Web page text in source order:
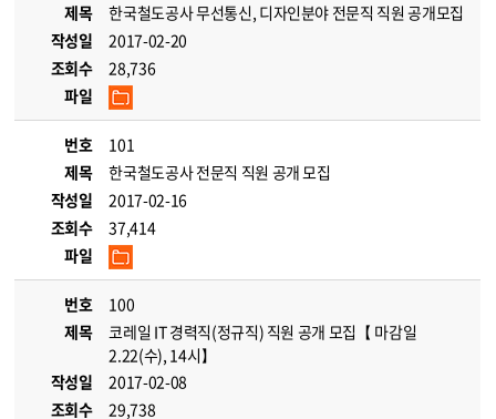
제목
한국철도공사 무선통신, 디자인분야 전문직 직원 공개모집
작성일
2017-02-20
조회수
28,736
파일
번호
101
제목
한국철도공사 전문직 직원 공개 모집
작성일
2017-02-16
조회수
37,414
파일
번호
100
제목
코레일 IT 경력직(정규직) 직원 공개 모집【 마감일
2.22(수), 14시】
작성일
2017-02-08
조회수
29,738